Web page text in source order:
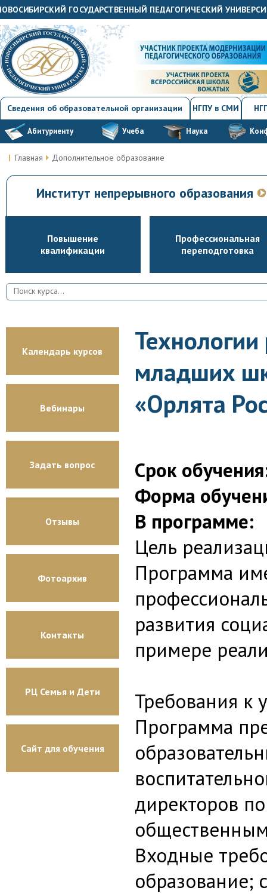
ГОСУДАРСТВЕННЫЙ ПЕДАГОГИЧЕСКИЙ
Сведения об образовательной организации НГПУ в СМИ
Абитуриенту Учеба Наука
Главная Дополнительное образование
Институт непрерывного образования
Повышение
квалификации
Профессиональная
переподготовка
Календарь курсов
Вебинары
Задать вопрос
Отзывы
Фотоархив
Контакты
РЦ Семья и Дети
Сайт для обучения
младших
«Орлята
Срок
Форма
В программе:
Цель
Программа
развития
примере
Требования к
Программа
директоров
Входные
образование;